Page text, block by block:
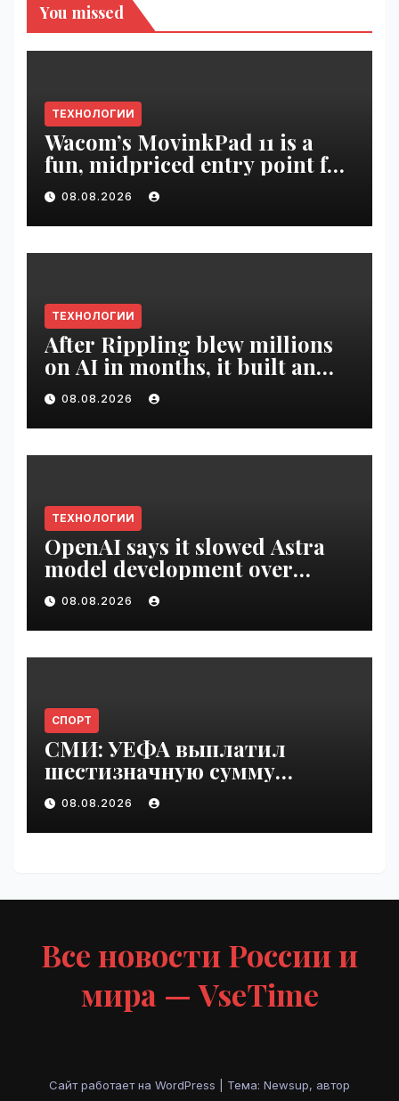
You missed
ТЕХНОЛОГИИ
Wacom’s MovinkPad 11 is a
fun, midpriced entry point for
digital artists | VseTime.ru
08.08.2026
ТЕХНОЛОГИИ
After Rippling blew millions
on AI in months, it built an
employee ROI tool |
VseTime.ru
08.08.2026
ТЕХНОЛОГИИ
OpenAI says it slowed Astra
model development over
security concerns | VseTime.ru
08.08.2026
СПОРТ
СМИ: УЕФА выплатил
шестизначную сумму
любовнице Инфантино |
VseTime.ru
08.08.2026
Все новости России и
мира — VseTime
Сайт работает на WordPress Тема: Newsup, автор